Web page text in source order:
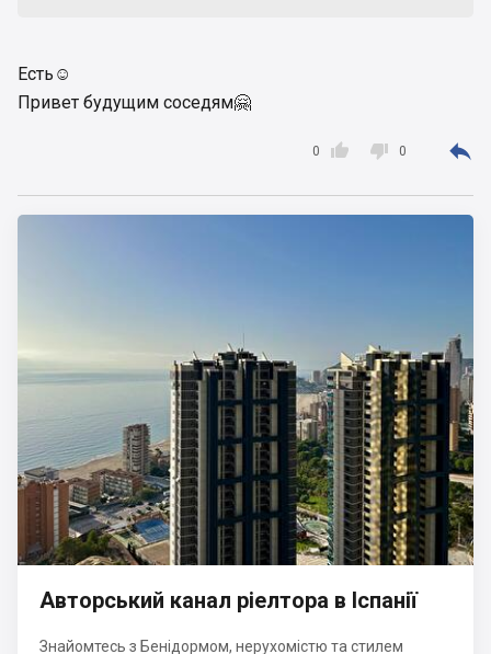
Есть☺️
Привет будущим соседям🤗

0  0 
Авторський канал ріелтора в Іспанії
Знайомтесь з Бенідормом, нерухомістю та стилем